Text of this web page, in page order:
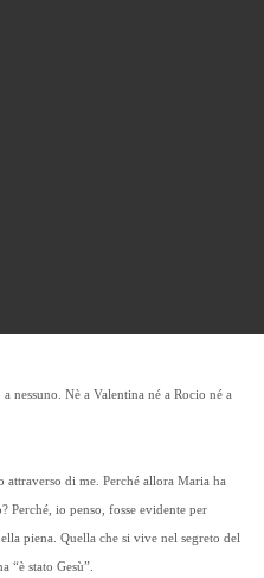
nessuno. Nè a Valentina né a Rocio né a
attraverso di me. Perché allora Maria ha
Perché, io penso, fosse evidente per
piena. Quella che si vive nel segreto del
“è stato Gesù”.